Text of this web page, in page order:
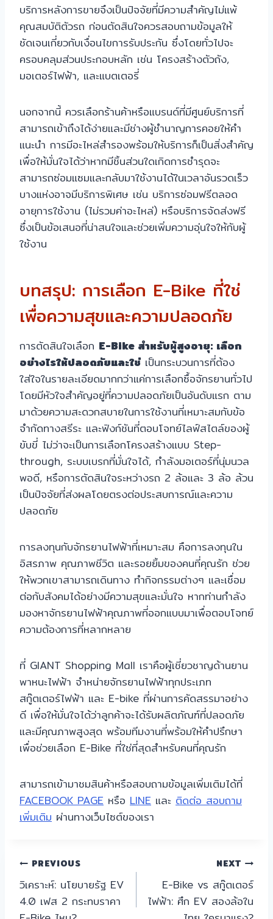
บริการหลังการขายจึงเป็นปัจจัยที่มีความสำคัญไม่แพ้
คุณสมบัติตัวรถ ก่อนตัดสินใจควรสอบถามข้อมูลให้
ชัดเจนเกี่ยวกับเงื่อนไขการรับประกัน ซึ่งโดยทั่วไปจะ
ครอบคลุมส่วนประกอบหลัก เช่น โครงสร้างตัวถัง,
มอเตอร์ไฟฟ้า, และแบตเตอรี่
นอกจากนี้ ควรเลือกร้านค้าหรือแบรนด์ที่มีศูนย์บริการที่
สามารถเข้าถึงได้ง่ายและมีช่างผู้ชำนาญการคอยให้คำ
แนะนำ การมีอะไหล่สำรองพร้อมให้บริการก็เป็นสิ่งสำคัญ
เพื่อให้มั่นใจได้ว่าหากมีชิ้นส่วนใดเกิดการชำรุดจะ
สามารถซ่อมแซมและกลับมาใช้งานได้ในเวลาอันรวดเร็ว
บางแห่งอาจมีบริการพิเศษ เช่น บริการซ่อมฟรีตลอด
อายุการใช้งาน (ไม่รวมค่าอะไหล่) หรือบริการจัดส่งฟรี
ซึ่งเป็นข้อเสนอที่น่าสนใจและช่วยเพิ่มความอุ่นใจให้กับผู้
ใช้งาน
บทสรุป: การเลือก E-Bike ที่ใช่
เพื่อความสุขและความปลอดภัย
การตัดสินใจเลือก E-Bike สำหรับผู้สูงอายุ: เลือก
อย่างไรให้ปลอดภัยและใช่ เป็นกระบวนการที่ต้อง
ใส่ใจในรายละเอียดมากกว่าแค่การเลือกซื้อจักรยานทั่วไป
โดยมีหัวใจสำคัญอยู่ที่ความปลอดภัยเป็นอันดับแรก ตาม
มาด้วยความสะดวกสบายในการใช้งานที่เหมาะสมกับข้อ
จำกัดทางสรีระ และฟังก์ชันที่ตอบโจทย์ไลฟ์สไตล์ของผู้
ขับขี่ ไม่ว่าจะเป็นการเลือกโครงสร้างแบบ Step-
through, ระบบเบรกที่มั่นใจได้, กำลังมอเตอร์ที่นุ่มนวล
พอดี, หรือการตัดสินใจระหว่างรถ 2 ล้อและ 3 ล้อ ล้วน
เป็นปัจจัยที่ส่งผลโดยตรงต่อประสบการณ์และความ
ปลอดภัย
การลงทุนกับจักรยานไฟฟ้าที่เหมาะสม คือการลงทุนใน
อิสรภาพ คุณภาพชีวิต และรอยยิ้มของคนที่คุณรัก ช่วย
ให้พวกเขาสามารถเดินทาง ทำกิจกรรมต่างๆ และเชื่อม
ต่อกับสังคมได้อย่างมีความสุขและมั่นใจ หากท่านกำลัง
มองหาจักรยานไฟฟ้าคุณภาพที่ออกแบบมาเพื่อตอบโจทย์
ความต้องการที่หลากหลาย
ที่ GIANT Shopping Mall เราคือผู้เชี่ยวชาญด้านยาน
พาหนะไฟฟ้า จำหน่ายจักรยานไฟฟ้าทุกประเภท
สกู๊ตเตอร์ไฟฟ้า และ E-bike ที่ผ่านการคัดสรรมาอย่าง
ดี เพื่อให้มั่นใจได้ว่าลูกค้าจะได้รับผลิตภัณฑ์ที่ปลอดภัย
และมีคุณภาพสูงสุด พร้อมทีมงานที่พร้อมให้คำปรึกษา
เพื่อช่วยเลือก E-Bike ที่ใช่ที่สุดสำหรับคนที่คุณรัก
สามารถเข้ามาชมสินค้าหรือสอบถามข้อมูลเพิ่มเติมได้ที่
FACEBOOK PAGE หรือ LINE และ ติดต่อ สอบถาม
เพิ่มเติม ผ่านทางเว็บไซต์ของเรา
แนะแนว
เรื่อง
PREVIOUS
วิเคราะห์: นโยบายรัฐ EV
4.0 เฟส 2 กระทบราคา
NEXT
E-Bike vs สกู๊ตเตอร์
ไฟฟ้า: ศึก EV สองล้อใน